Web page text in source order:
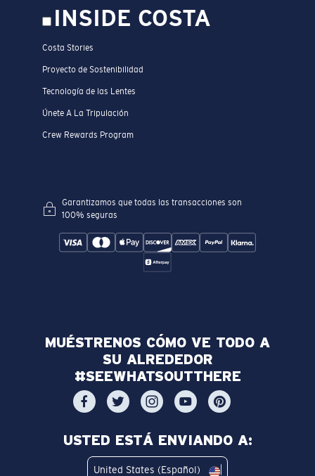
INSIDE COSTA
Costa Stories
Proyecto de Sostenibilidad
Tecnología de las Lentes
Únete A La Tripulación
Crew Rewards Program
Garantizamos que todas las transacciones son
100% seguras
MUÉSTRENOS CÓMO VE TODO A
SU ALREDEDOR
#SEEWHATSOUTTHERE
USTED ESTÁ ENVIANDO A:
United States (Español)